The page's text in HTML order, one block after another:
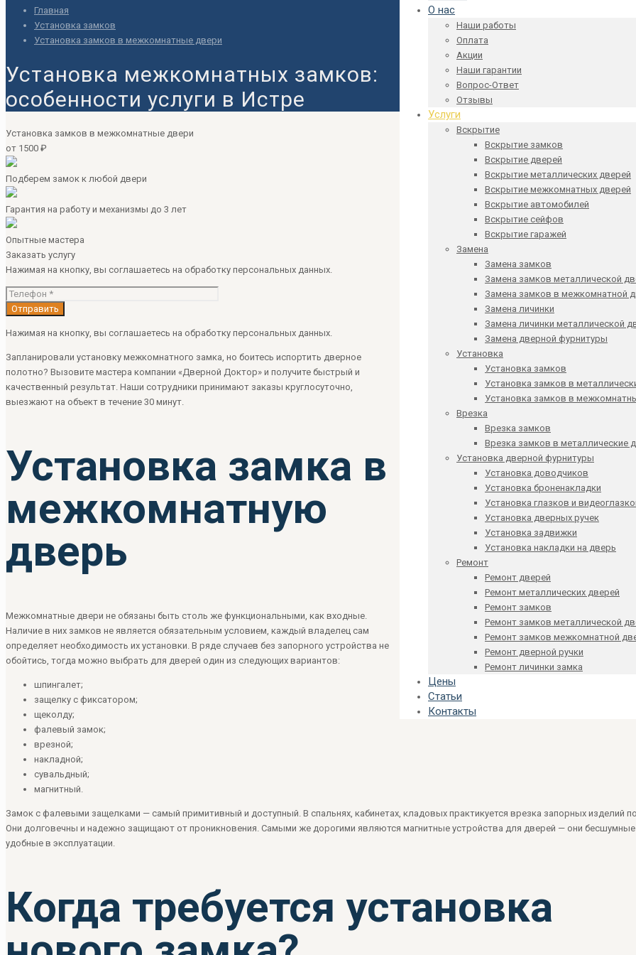
О нас
Наши работы
Оплата
Акции
Наши гарантии
Вопрос-Ответ
Отзывы
Услуги
Вскрытие
Вскрытие замков
Вскрытие дверей
Вскрытие металлических дверей
Вскрытие межкомнатных дверей
Вскрытие автомобилей
Вскрытие сейфов
Вскрытие гаражей
Замена
Замена замков
Замена замков металлической
Замена замков в межкомнатной
Замена личинки
Замена личинки металлической
Замена дверной фурнитуры
Установка
Установка замков
Установка замков в
Установка замков в
Врезка
Врезка замков
Врезка замков в металлические
Установка дверной фурнитуры
Установка доводчиков
Установка броненакладки
Установка глазков и
Установка дверных ручек
Установка задвижки
Установка накладки на дверь
Ремонт
Ремонт дверей
Ремонт металлических дверей
Ремонт замков
Ремонт замков металлической
Ремонт замков межкомнатной
Ремонт дверной ручки
Ремонт личинки замка
Цены
Статьи
Контакты
Главная
Установка замков
Установка замков в межкомнатные двери
Установка межкомнатных замков:
особенности услуги в Истре
Установка замков в межкомнатные двери
от 1500 ₽
Подберем замок к любой двери
Гарантия на работу и механизмы до 3 лет
Опытные мастера
Заказать услугу
Нажимая на кнопку, вы соглашаетесь на обработку персональных данных.
Нажимая на кнопку, вы соглашаетесь на обработку персональных данных.
Запланировали установку межкомнатного замка, но боитесь испортить дверное
полотно? Вызовите мастера компании «Дверной Доктор» и получите быстрый и
качественный результат. Наши сотрудники принимают заказы круглосуточно,
выезжают на объект в течение 30 минут.
Установка замка в
межкомнатную
дверь
Межкомнатные двери не обязаны быть столь же функциональными, как входные.
Наличие в них замков не является обязательным условием, каждый владелец сам
определяет необходимость их установки. В ряде случаев без запорного устройства не
обойтись, тогда можно выбрать для дверей один из следующих вариантов:
шпингалет;
защелку с фиксатором;
щеколду;
фалевый замок;
врезной;
накладной;
сувальдный;
магнитный.
Замок с фалевыми защелками — самый примитивный и доступный. В спальнях, кабинетах, кладовых практикуется врезка запорных изделий
Они долговечны и надежно защищают от проникновения. Самыми же дорогими являются магнитные устройства для дверей — они бесшумные
удобные в эксплуатации.
Когда требуется установка